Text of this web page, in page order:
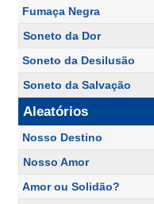
Fumaça Negra
Soneto da Dor
Soneto da Desilusão
Soneto da Salvação
Aleatórios
Nosso Destino
Nosso Amor
Amor ou Solidão?